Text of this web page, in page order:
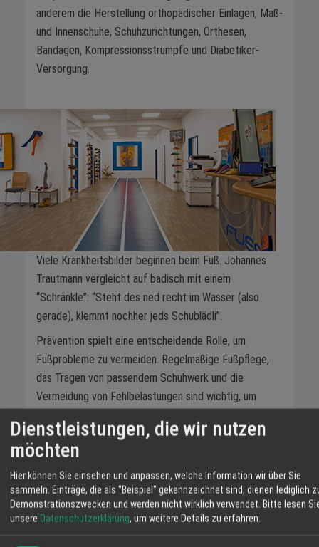
anderem die Herstellung orthopädischer Einlagen, Maß-
und Innenschuhe, Schuhzurichtungen, Orthesen,
Bandagen, Kompressionsstrümpfe und Diabetiker-
Versorgung.
Viele Krankheitsbilder beginnen beim Fuß. Johannes
Trautmann vergleicht auf badisch mit einem
“Schränkle”: “Steht des ned recht im Wasser (also
gerade), klemmt nochher jeds Schublädli”.
Prävention spielt eine entscheidende Rolle, um
Fußprobleme zu vermeiden. Regelmäßige Fußpflege,
das Tragen von passendem Schuhwerk und die
Vermeidung von Fehlbelastungen sind wichtig, um
Tipps für Eltern:
väterlichen Rat, die wachsenden Füßchen frei walten
zu lassen und Barfußkönige und -königinnen der
heimischen Pfade zu ernennen, begleitet FUSS ArT
Dienstleistungen, die wir nutzen
möchten
Hier können Sie einsehen und anpassen, welche Information wir über Sie
sammeln. Einträge, die als "Beispiel" gekennzeichnet sind, dienen lediglich
Demonstrationszwecken und werden nicht wirklich verwendet. Bitte lesen
unsere Datenschutzerklärung, um weitere Details zu erfahren.